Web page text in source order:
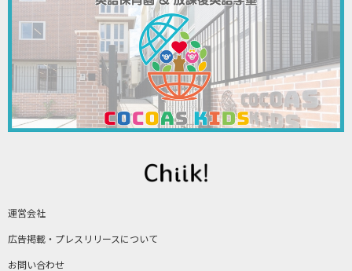
運営会社
広告掲載・プレスリリースについて
お問い合わせ